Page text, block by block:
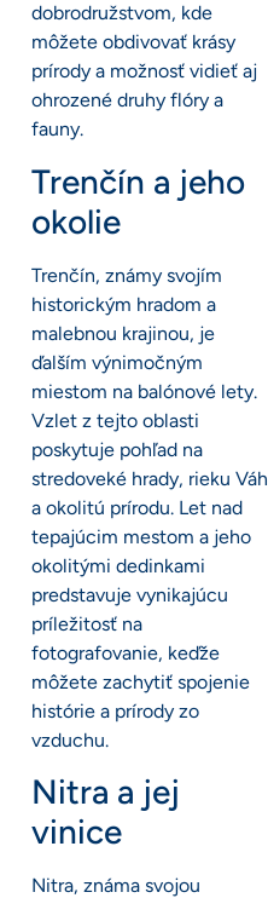
dobrodružstvom, kde
môžete obdivovať krásy
prírody a možnosť vidieť aj
ohrozené druhy flóry a
fauny.
Trenčín a jeho
okolie
Trenčín, známy svojím
historickým hradom a
malebnou krajinou, je
ďalším výnimočným
miestom na balónové lety.
Vzlet z tejto oblasti
poskytuje pohľad na
stredoveké hrady, rieku Váh
a okolitú prírodu. Let nad
tepajúcim mestom a jeho
okolitými dedinkami
predstavuje vynikajúcu
príležitosť na
fotografovanie, keďže
môžete zachytiť spojenie
histórie a prírody zo
vzduchu.
Nitra a jej
vinice
Nitra, známa svojou